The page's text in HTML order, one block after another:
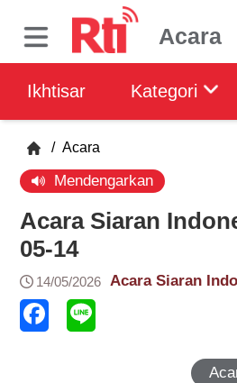
Acara
Ikhtisar Kategori
/ Acara
Mendengarkan
Acara Siaran
05-14
14/05/2026 Acara Siaran